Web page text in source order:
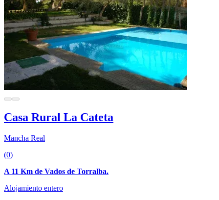
Casa Rural La Cateta
Mancha Real
(0)
A 11 Km de Vados de Torralba.
Alojamiento entero